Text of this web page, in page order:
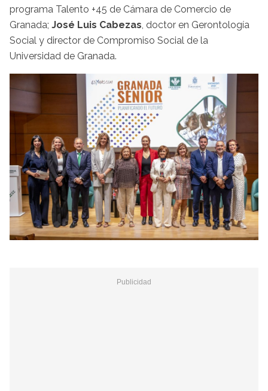
programa Talento +45 de Cámara de Comercio de
Granada; José Luis Cabezas, doctor en Gerontología
Social y director de Compromiso Social de la
Universidad de Granada.